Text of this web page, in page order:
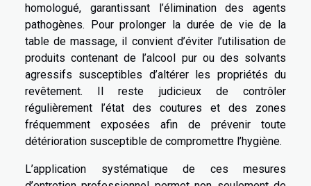
homologué, garantissant l’élimination des agents
pathogènes. Pour prolonger la durée de vie de la
table de massage, il convient d’éviter l’utilisation de
produits contenant de l’alcool pur ou des solvants
agressifs susceptibles d’altérer les propriétés du
revêtement. Il reste judicieux de contrôler
régulièrement l’état des coutures et des zones
fréquemment exposées afin de prévenir toute
détérioration susceptible de compromettre l’hygiène.
L’application systématique de ces mesures